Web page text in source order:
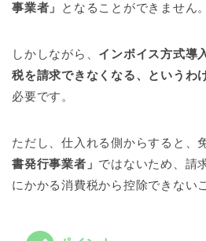
事業者」
となることができません。
しかしながら、 インボイス方式導
税を請求できなくなる、というわ
必要です。
ただし、仕入れる側からすると、
書発行事業者」 ではないため、請
にかかる消費税から控除できない